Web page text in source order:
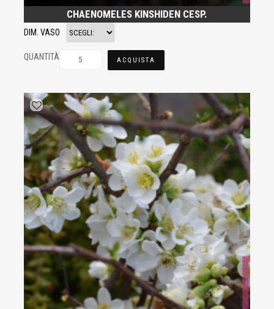
CHAENOMELES KINSHIDEN CESP.
DIM. VASO
QUANTITÀ ACQUISTA